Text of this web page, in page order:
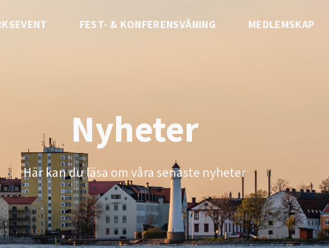
FEST- & KONFERENSVÅNING MEDLEMSKAP
Nyheter
Här kan du läsa om våra senaste nyheter